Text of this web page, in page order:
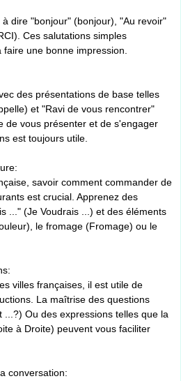
dire "bonjour" (bonjour), "Au revoir"
Ces salutations simples
une bonne impression.
des présentations de base telles
et "Ravi de vous rencontrer"
de vous présenter et de s'engager
est toujours utile.
savoir comment commander de
est crucial. Apprenez des
..." (Je Voudrais ...) et des éléments
le fromage (Fromage) ou le
villes françaises, il est utile de
La maîtrise des questions
...?) Ou des expressions telles que la
à Droite) peuvent vous faciliter
conversation: